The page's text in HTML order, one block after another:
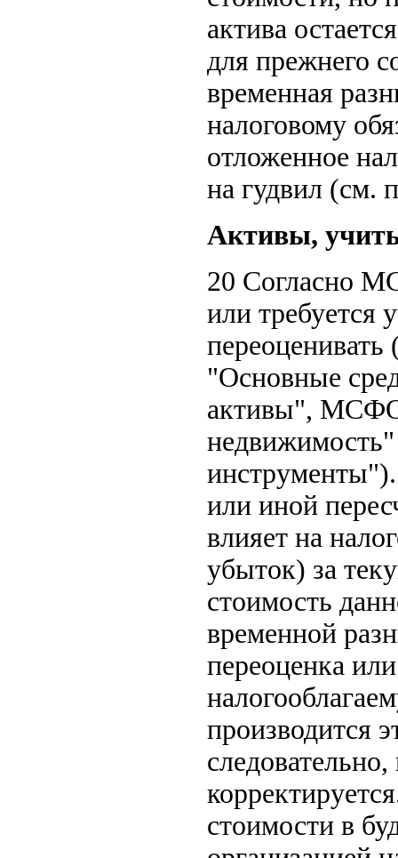
актива
для прежнего
временная
налоговому
отложенное
на гудвил (см.
Активы,
20 Согласно
или требуется
"Основные
активы",
или иной
влияет на
убыток) за
стоимость
временной
переоценка
производится
стоимости в